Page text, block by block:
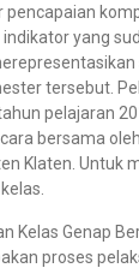
pencapaian
yang
tersebut.
pelajaran
bersama
Klaten. Untuk
Kelas Genap
proses